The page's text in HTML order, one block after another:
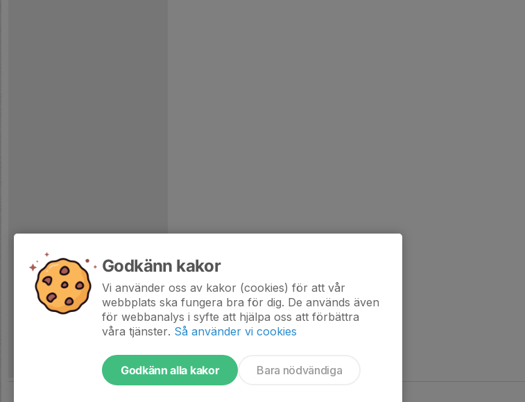
Godkänn kakor
Vi använder oss av kakor (cookies) för att vår
webbplats ska fungera bra för dig. De används även
för webbanalys i syfte att hjälpa oss att förbättra
våra tjänster. Så använder vi cookies
Godkänn alla kakor Bara nödvändiga